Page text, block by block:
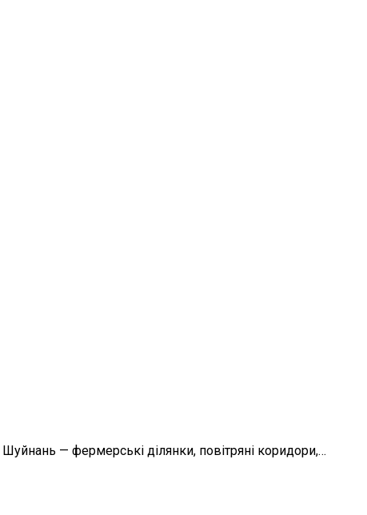
— фермерські ділянки, повітряні коридори,…